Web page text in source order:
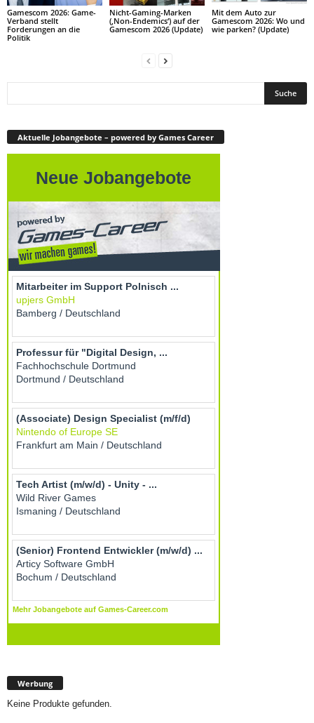
Gamescom 2026: Game-
Verband stellt
Forderungen an die
Politik
Nicht-Gaming-Marken
(‚Non-Endemics‘) auf der
Gamescom 2026 (Update)
Mit dem Auto zur
Gamescom 2026: Wo und
wie parken? (Update)
Aktuelle Jobangebote – powered by Games Career
Werbung
Keine Produkte gefunden.